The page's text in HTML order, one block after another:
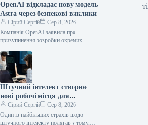
OpenAI відкладає нову модель
Astra через безпекові виклики
Сірий Сергій
Сер 8, 2026
Компанія OpenAI заявила про
призупинення розробки окремих
Причиною стали результати
внутрішнього аудиту, які виявили
суттєвий…
Штучний інтелект створює
нові робочі місця для
програмістів, а не замінює їх
Сірий Сергій
Сер 8, 2026
Один із найбільших страхів щодо
штучного інтелекту полягав у тому,
ті